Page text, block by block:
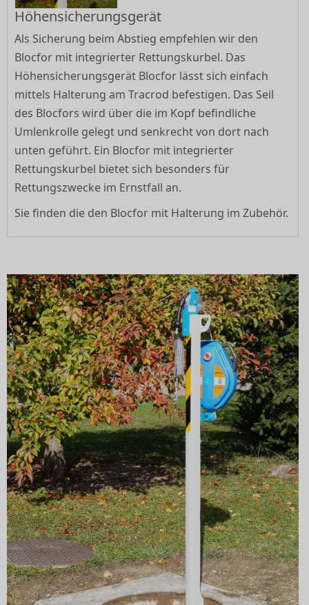
Höhensicherungsgerät
Als Sicherung beim Abstieg empfehlen wir den
Blocfor mit integrierter Rettungskurbel. Das
Höhensicherungsgerät Blocfor lässt sich einfach
mittels Halterung am Tracrod befestigen. Das Seil
des Blocfors wird über die im Kopf befindliche
Umlenkrolle gelegt und senkrecht von dort nach
unten geführt. Ein Blocfor mit integrierter
Rettungskurbel bietet sich besonders für
Rettungszwecke im Ernstfall an.
Sie finden die den Blocfor mit Halterung im Zubehör.